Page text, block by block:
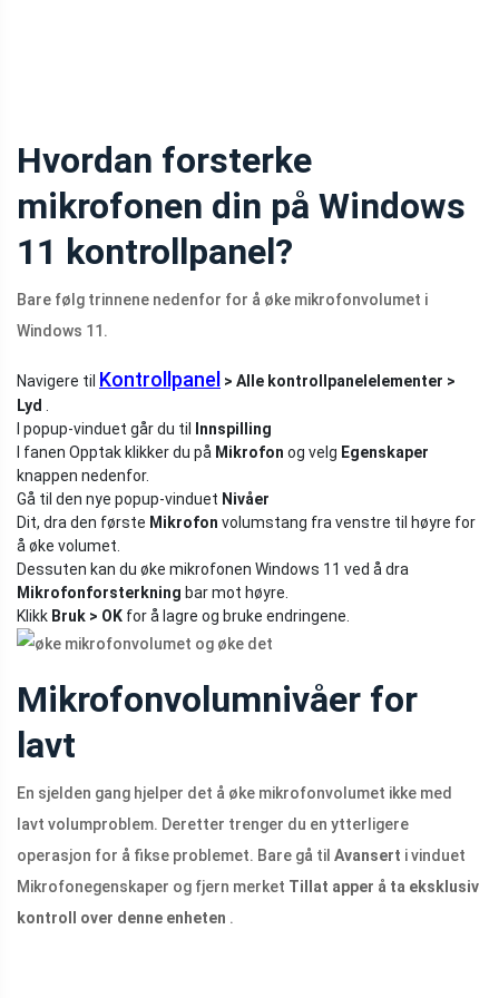
Hvordan forsterke
mikrofonen din på Windows
11 kontrollpanel?
Bare følg trinnene nedenfor for å øke mikrofonvolumet i
Windows 11.
Navigere til Kontrollpanel > Alle kontrollpanelelementer >
Lyd .
I popup-vinduet går du til
Innspilling
I fanen Opptak klikker du på Mikrofon og velg Egenskaper
knappen nedenfor.
Gå til den nye popup-vinduet Nivåer
Dit, dra den første Mikrofon volumstang fra venstre til høyre for
å øke volumet.
Dessuten kan du øke mikrofonen Windows 11 ved å dra
Mikrofonforsterkning bar mot høyre.
Klikk Bruk > OK for å lagre og bruke endringene.
Mikrofonvolumnivåer for
lavt
En sjelden gang hjelper det å øke mikrofonvolumet ikke med
lavt volumproblem. Deretter trenger du en ytterligere
operasjon for å fikse problemet. Bare gå til Avansert i vinduet
Mikrofonegenskaper og fjern merket Tillat apper å ta eksklusiv
kontroll over denne enheten .